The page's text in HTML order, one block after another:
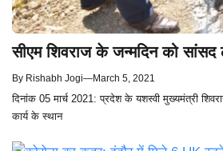
सीएम शिवराज के जन्मदिन को सांसद
By Rishabh Jogi—March 5, 2021
दिनांक 05 मार्च 2021: प्रदेश के यशस्वी मुख्यमंत्री
कार्य के स्थान